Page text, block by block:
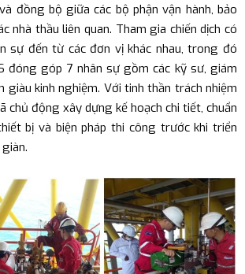
đồng bộ giữa các bộ phận vận hành, bảo
nhà thầu liên quan. Tham gia chiến dịch có
sự đến từ các đơn vị khác nhau, trong đó
đóng góp 7 nhân sự gồm các kỹ sư, giám
giàu kinh nghiệm. Với tinh thần trách nhiệm
chủ động xây dựng kế hoạch chi tiết, chuẩn
bị và biện pháp thi công trước khi triển